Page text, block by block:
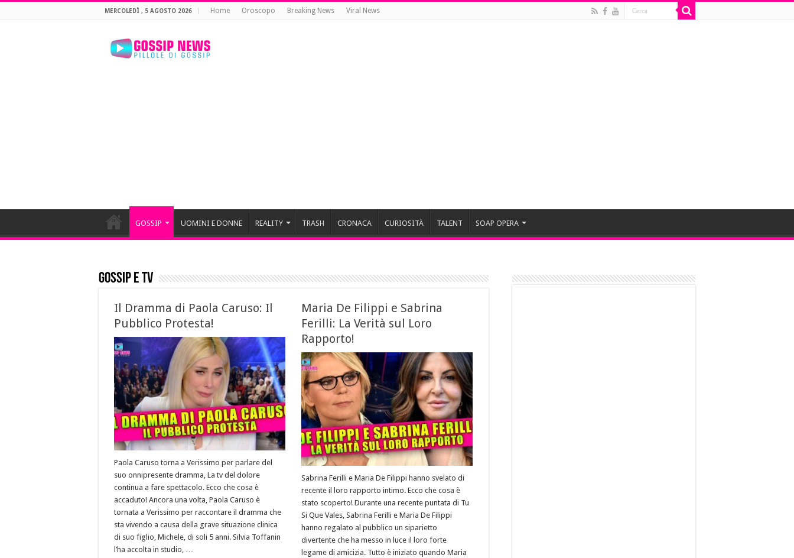
MERCOLEDÌ , 5 AGOSTO 2026 Home Oroscopo Breaking News Viral News
GOSSIP UOMINI E DONNE REALITY TRASH CRONACA CURIOSITÀ TALENT SOAP OPERA
GOSSIP E TV
Il Dramma di Paola Caruso: Il
Pubblico Protesta!
Paola Caruso torna a Verissimo per parlare del
suo onnipresente dramma, La tv del dolore
continua a fare spettacolo. Ecco che cosa è
accaduto! Ancora una volta, Paola Caruso è
tornata a Verissimo per raccontare il dramma che
sta vivendo a causa della grave situazione clinica
di suo figlio, Michele, di soli 5 anni. Silvia Toffanin
l’ha accolta in studio, …
Maria De Filippi e Sabrina
Ferilli: La Verità sul Loro
Rapporto!
Sabrina Ferilli e Maria De Filippi hanno svelato di
recente il loro rapporto intimo. Ecco che cosa è
stato scoperto! Durante una recente puntata di Tu
Si Que Vales, Sabrina Ferilli e Maria De Filippi
hanno regalato al pubblico un siparietto
divertente che ha messo in luce il loro forte
legame di amicizia. Tutto è iniziato quando Maria